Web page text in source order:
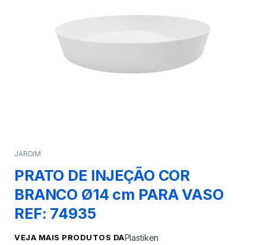
JARDIM
PRATO DE INJEÇÃO COR
BRANCO Ø14 cm PARA VASO
REF: 74935
VEJA MAIS PRODUTOS DAPlastiken